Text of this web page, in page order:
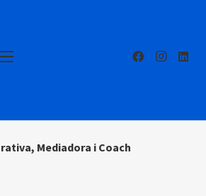
Mediadora i Coach